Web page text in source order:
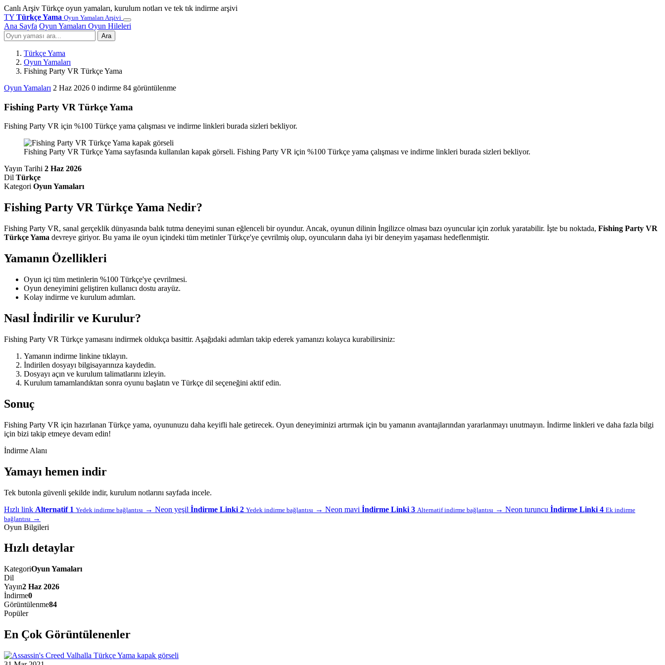
Canlı Arşiv Türkçe oyun yamaları, kurulum notları ve tek tık indirme arşivi
TY Türkçe Yama Oyun Yamaları Arşivi
Ana Sayfa Oyun Yamaları Oyun Hileleri
Ara
Türkçe Yama
Oyun Yamaları
Fishing Party VR Türkçe Yama
Oyun Yamaları 2 Haz 2026 0 indirme 84 görüntülenme
Fishing Party VR Türkçe Yama
Fishing Party VR için %100 Türkçe yama çalışması ve indirme linkleri burada sizleri bekliyor.
Fishing Party VR Türkçe Yama sayfasında kullanılan kapak görseli. Fishing Party VR için %100 Türkçe yama çalışması ve indirme linkleri burada sizleri bekliyor.
Yayın Tarihi 2 Haz 2026
Dil Türkçe
Kategori Oyun Yamaları
Fishing Party VR Türkçe Yama Nedir?
Fishing Party VR, sanal gerçeklik dünyasında balık tutma deneyimi sunan eğlenceli bir oyundur. Ancak, oyunun dilinin İngilizce olması bazı oyuncular için zorluk yaratabilir. İşte bu noktada, Fishing Party VR
Türkçe Yama devreye giriyor. Bu yama ile oyun içindeki tüm metinler Türkçe'ye çevrilmiş olup, oyuncuların daha iyi bir deneyim yaşaması hedeflenmiştir.
Yamanın Özellikleri
Oyun içi tüm metinlerin %100 Türkçe'ye çevrilmesi.
Oyun deneyimini geliştiren kullanıcı dostu arayüz.
Kolay indirme ve kurulum adımları.
Nasıl İndirilir ve Kurulur?
Fishing Party VR Türkçe yamasını indirmek oldukça basittir. Aşağıdaki adımları takip ederek yamanızı kolayca kurabilirsiniz:
Yamanın indirme linkine tıklayın.
İndirilen dosyayı bilgisayarınıza kaydedin.
Dosyayı açın ve kurulum talimatlarını izleyin.
Kurulum tamamlandıktan sonra oyunu başlatın ve Türkçe dil seçeneğini aktif edin.
Sonuç
Fishing Party VR için hazırlanan Türkçe yama, oyununuzu daha keyifli hale getirecek. Oyun deneyiminizi artırmak için bu yamanın avantajlarından yararlanmayı unutmayın. İndirme linkleri ve daha fazla bilgi
için bizi takip etmeye devam edin!
İndirme Alanı
Yamayı hemen indir
Tek butonla güvenli şekilde indir, kurulum notlarını sayfada incele.
Hızlı link Alternatif 1 Yedek indirme bağlantısı → Neon yeşil İndirme Linki 2 Yedek indirme bağlantısı → Neon mavi İndirme Linki 3 Alternatif indirme bağlantısı → Neon turuncu İndirme Linki 4 Ek indirme
bağlantısı →
Oyun Bilgileri
Hızlı detaylar
KategoriOyun Yamaları
Dil
Yayın2 Haz 2026
İndirme0
Görüntülenme84
Popüler
En Çok Görüntülenenler